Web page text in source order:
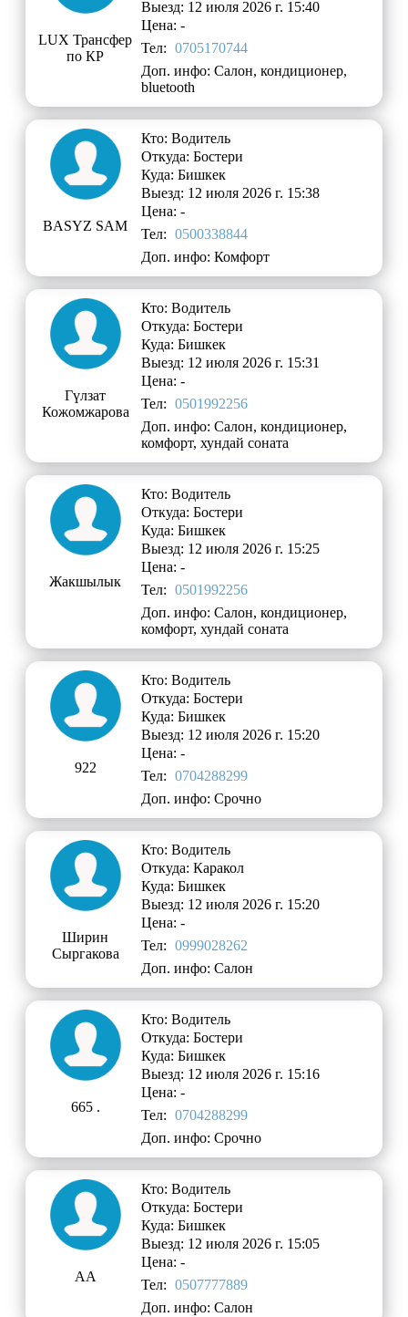
LUX Трансфер
по КР
Выезд: 12 июля 2026 г. 15:40
Цена: -
Тел: 0705170744
Доп. инфо: Салон, кондиционер,
bluetooth
BASYZ SAM
Кто: Водитель
Откуда: Бостери
Куда: Бишкек
Выезд: 12 июля 2026 г. 15:38
Цена: -
Тел: 0500338844
Доп. инфо: Комфорт
Гүлзат
Кожомжарова
Кто: Водитель
Откуда: Бостери
Куда: Бишкек
Выезд: 12 июля 2026 г. 15:31
Цена: -
Тел: 0501992256
Доп. инфо: Салон, кондиционер,
комфорт, хундай соната
Жакшылык
Кто: Водитель
Откуда: Бостери
Куда: Бишкек
Выезд: 12 июля 2026 г. 15:25
Цена: -
Тел: 0501992256
Доп. инфо: Салон, кондиционер,
комфорт, хундай соната
922
Кто: Водитель
Откуда: Бостери
Куда: Бишкек
Выезд: 12 июля 2026 г. 15:20
Цена: -
Тел: 0704288299
Доп. инфо: Срочно
Ширин
Сыргакова
Кто: Водитель
Откуда: Каракол
Куда: Бишкек
Выезд: 12 июля 2026 г. 15:20
Цена: -
Тел: 0999028262
Доп. инфо: Салон
665 .
Кто: Водитель
Откуда: Бостери
Куда: Бишкек
Выезд: 12 июля 2026 г. 15:16
Цена: -
Тел: 0704288299
Доп. инфо: Срочно
AA
Кто: Водитель
Откуда: Бостери
Куда: Бишкек
Выезд: 12 июля 2026 г. 15:05
Цена: -
Тел: 0507777889
Доп. инфо: Салон